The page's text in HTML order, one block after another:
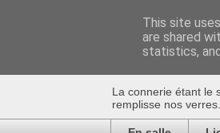
Au
La connerie étant le
remplisse nos verres.
This site
are shared
statistics,